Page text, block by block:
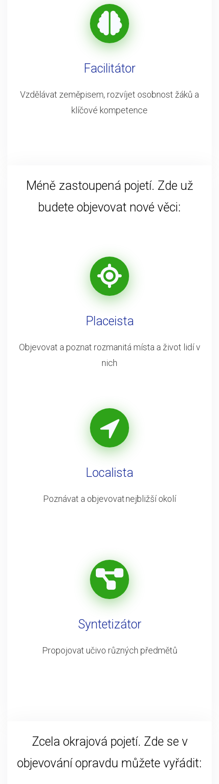
Facilitátor
Vzdělávat zeměpisem, rozvíjet osobnost žáků a
klíčové kompetence
Méně zastoupená pojetí. Zde už
budete objevovat nové věci:
Placeista
Objevovat a poznat rozmanitá místa a život lidí v
nich
Localista
Poznávat a objevovat nejbližší okolí
Syntetizátor
Propojovat učivo různých předmětů
Zcela okrajová pojetí. Zde se v
objevování opravdu můžete vyřádit: